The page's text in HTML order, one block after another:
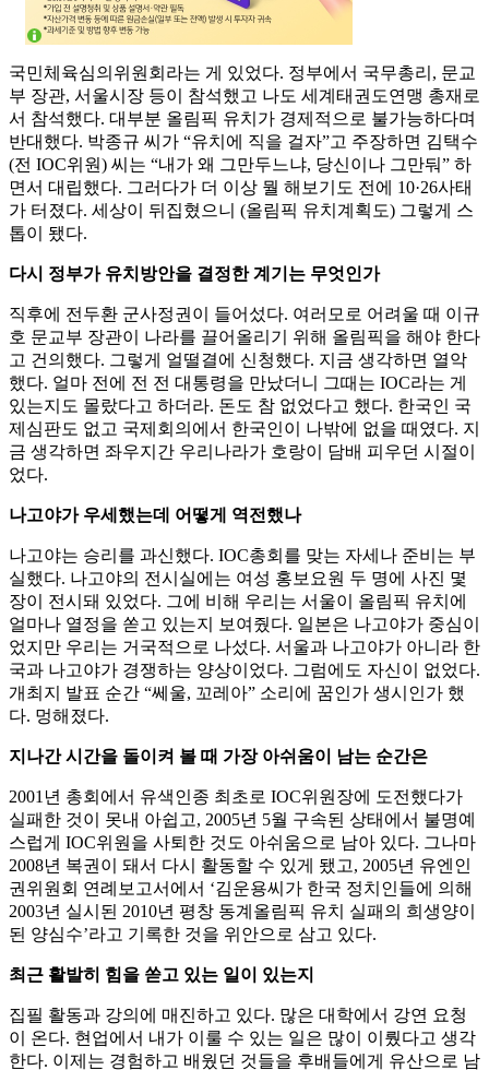
국민체육심의위원회라는 게 있었다. 정부에서 국무총리, 문교
부 장관, 서울시장 등이 참석했고 나도 세계태권도연맹 총재로
서 참석했다. 대부분 올림픽 유치가 경제적으로 불가능하다며
반대했다. 박종규 씨가 “유치에 직을 걸자”고 주장하면 김택수
(전 IOC위원) 씨는 “내가 왜 그만두느냐, 당신이나 그만둬” 하
면서 대립했다. 그러다가 더 이상 뭘 해보기도 전에 10·26사태
가 터졌다. 세상이 뒤집혔으니 (올림픽 유치계획도) 그렇게 스
톱이 됐다.
다시 정부가 유치방안을 결정한 계기는 무엇인가
직후에 전두환 군사정권이 들어섰다. 여러모로 어려울 때 이규
호 문교부 장관이 나라를 끌어올리기 위해 올림픽을 해야 한다
고 건의했다. 그렇게 얼떨결에 신청했다. 지금 생각하면 열악
했다. 얼마 전에 전 전 대통령을 만났더니 그때는 IOC라는 게
있는지도 몰랐다고 하더라. 돈도 참 없었다고 했다. 한국인 국
제심판도 없고 국제회의에서 한국인이 나밖에 없을 때였다. 지
금 생각하면 좌우지간 우리나라가 호랑이 담배 피우던 시절이
었다.
나고야가 우세했는데 어떻게 역전했나
나고야는 승리를 과신했다. IOC총회를 맞는 자세나 준비는 부
실했다. 나고야의 전시실에는 여성 홍보요원 두 명에 사진 몇
장이 전시돼 있었다. 그에 비해 우리는 서울이 올림픽 유치에
얼마나 열정을 쏟고 있는지 보여줬다. 일본은 나고야가 중심이
었지만 우리는 거국적으로 나섰다. 서울과 나고야가 아니라 한
국과 나고야가 경쟁하는 양상이었다. 그럼에도 자신이 없었다.
개최지 발표 순간 “쎄울, 꼬레아” 소리에 꿈인가 생시인가 했
다. 멍해졌다.
지나간 시간을 돌이켜 볼 때 가장 아쉬움이 남는 순간은
2001년 총회에서 유색인종 최초로 IOC위원장에 도전했다가
실패한 것이 못내 아쉽고, 2005년 5월 구속된 상태에서 불명예
스럽게 IOC위원을 사퇴한 것도 아쉬움으로 남아 있다. 그나마
2008년 복권이 돼서 다시 활동할 수 있게 됐고, 2005년 유엔인
권위원회 연례보고서에서 ‘김운용씨가 한국 정치인들에 의해
2003년 실시된 2010년 평창 동계올림픽 유치 실패의 희생양이
된 양심수’라고 기록한 것을 위안으로 삼고 있다.
최근 활발히 힘을 쏟고 있는 일이 있는지
집필 활동과 강의에 매진하고 있다. 많은 대학에서 강연 요청
이 온다. 현업에서 내가 이룰 수 있는 일은 많이 이뤘다고 생각
한다. 이제는 경험하고 배웠던 것들을 후배들에게 유산으로 남